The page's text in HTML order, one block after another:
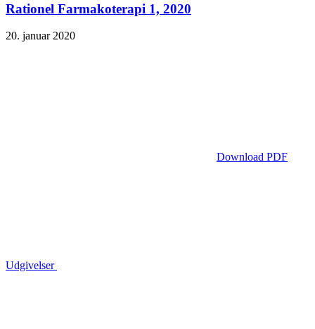
Rationel Farmakoterapi 1, 2020
20. januar 2020
Download PDF
Udgivelser